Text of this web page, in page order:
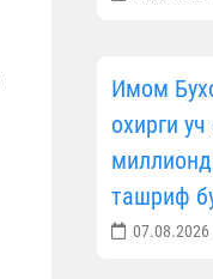
Имом
охирги
ташриф
07.08.2026